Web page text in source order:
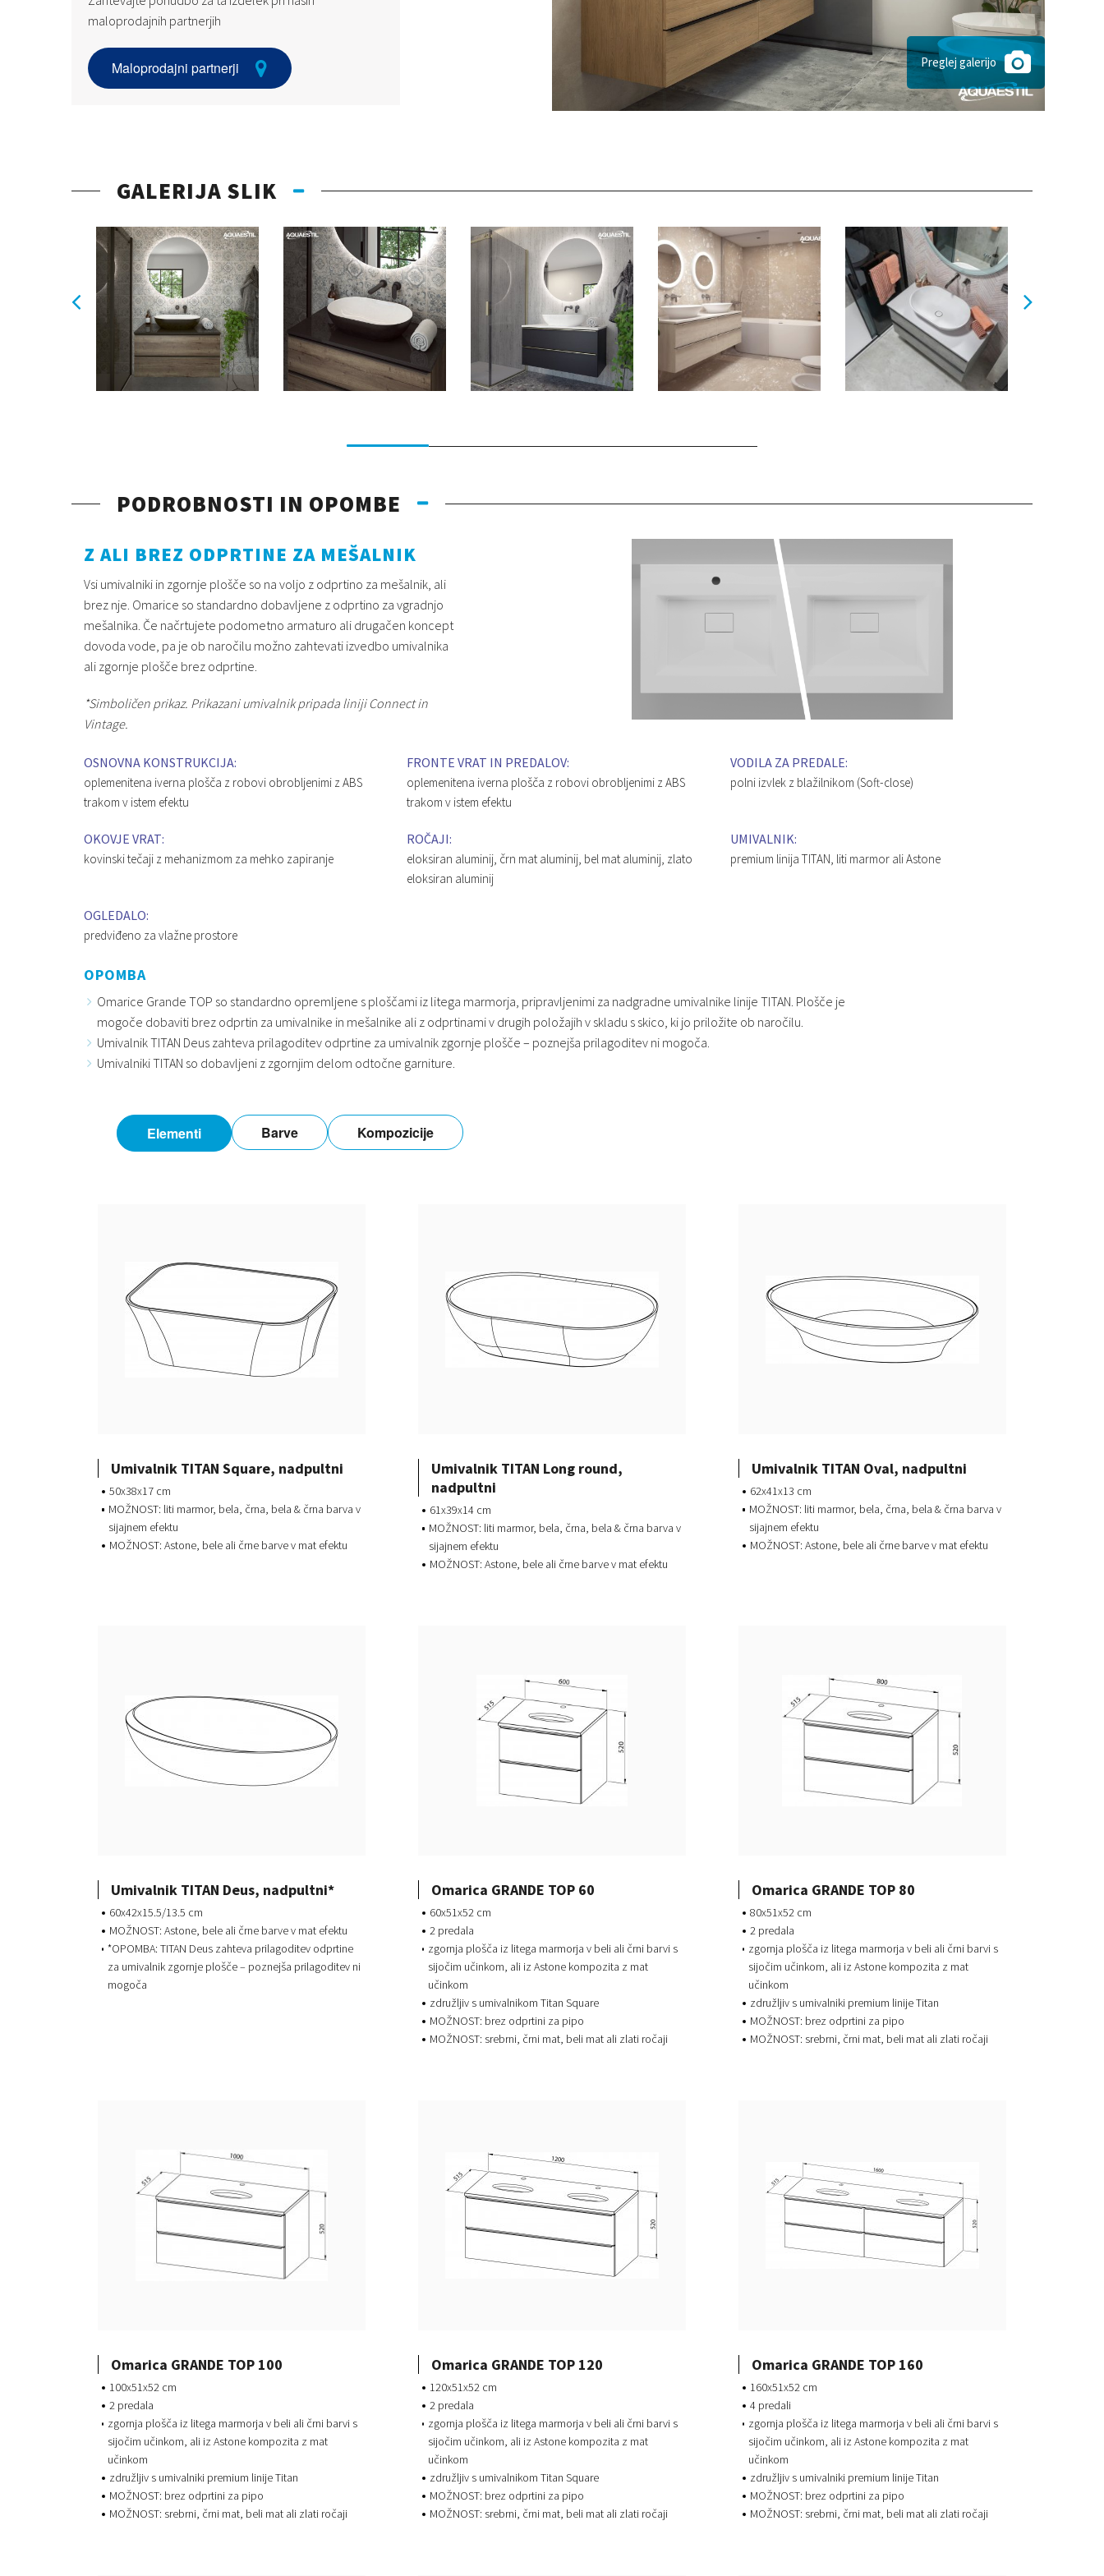
maloprodajnih partnerjih
Maloprodajni partnerji Preglej galerijo
GALERIJA SLIK
PODROBNOSTI IN OPOMBE
Z ALI BREZ ODPRTINE ZA MEŠALNIK
Vsi umivalniki in zgornje plošče so na voljo z odprtino za mešalnik, ali
brez nje. Omarice so standardno dobavljene z odprtino za vgradnjo
mešalnika. Če načrtujete podometno armaturo ali drugačen koncept
dovoda vode, pa je ob naročilu možno zahtevati izvedbo umivalnika
ali zgornje plošče brez odprtine.
*Simboličen prikaz. Prikazani umivalnik pripada liniji Connect in
Vintage.
OSNOVNA KONSTRUKCIJA:
oplemenitena iverna plošča z robovi obrobljenimi z ABS
trakom v istem efektu
FRONTE VRAT IN PREDALOV:
oplemenitena iverna plošča z robovi obrobljenimi z ABS
trakom v istem efektu
VODILA ZA PREDALE:
polni izvlek z blažilnikom (Soft-close)
OKOVJE VRAT:
kovinski tečaji z mehanizmom za mehko zapiranje
ROČAJI:
eloksiran aluminij, črn mat aluminij, bel mat aluminij, zlato
eloksiran aluminij
UMIVALNIK:
premium linija TITAN, liti marmor ali Astone
OGLEDALO:
predviđeno za vlažne prostore
OPOMBA
Omarice Grande TOP so standardno opremljene s ploščami iz litega marmorja, pripravljenimi za nadgradne umivalnike linije TITAN. Plošče je
mogoče dobaviti brez odprtin za umivalnike in mešalnike ali z odprtinami v drugih položajih v skladu s skico, ki jo priložite ob naročilu.
Umivalnik TITAN Deus zahteva prilagoditev odprtine za umivalnik zgornje plošče – poznejša prilagoditev ni mogoča.
Umivalniki TITAN so dobavljeni z zgornjim delom odtočne garniture.
Elementi Barve Kompozicije
Umivalnik TITAN Square, nadpultni
50x38x17 cm
MOŽNOST: liti marmor, bela, črna, bela & črna barva v
sijajnem efektu
MOŽNOST: Astone, bele ali črne barve v mat efektu
Umivalnik TITAN Long round,
nadpultni
61x39x14 cm
MOŽNOST: liti marmor, bela, črna, bela & črna barva v
sijajnem efektu
MOŽNOST: Astone, bele ali črne barve v mat efektu
Umivalnik TITAN Oval, nadpultni
62x41x13 cm
MOŽNOST: liti marmor, bela, črna, bela & črna barva v
sijajnem efektu
MOŽNOST: Astone, bele ali črne barve v mat efektu
Umivalnik TITAN Deus, nadpultni*
60x42x15.5/13.5 cm
MOŽNOST: Astone, bele ali črne barve v mat efektu
*OPOMBA: TITAN Deus zahteva prilagoditev odprtine
za umivalnik zgornje plošče – poznejša prilagoditev ni
mogoča
Omarica GRANDE TOP 60
60x51x52 cm
2 predala
zgornja plošča iz litega marmorja v beli ali črni barvi s
sijočim učinkom, ali iz Astone kompozita z mat
učinkom
združljiv s umivalnikom Titan Square
MOŽNOST: brez odprtini za pipo
MOŽNOST: srebrni, črni mat, beli mat ali zlati ročaji
Omarica GRANDE TOP 80
80x51x52 cm
2 predala
zgornja plošča iz litega marmorja v beli ali črni barvi s
sijočim učinkom, ali iz Astone kompozita z mat
učinkom
združljiv s umivalniki premium linije Titan
MOŽNOST: brez odprtini za pipo
MOŽNOST: srebrni, črni mat, beli mat ali zlati ročaji
Omarica GRANDE TOP 100
100x51x52 cm
2 predala
zgornja plošča iz litega marmorja v beli ali črni barvi s
sijočim učinkom, ali iz Astone kompozita z mat
učinkom
združljiv s umivalniki premium linije Titan
MOŽNOST: brez odprtini za pipo
MOŽNOST: srebrni, črni mat, beli mat ali zlati ročaji
Omarica GRANDE TOP 120
120x51x52 cm
2 predala
zgornja plošča iz litega marmorja v beli ali črni barvi s
sijočim učinkom, ali iz Astone kompozita z mat
učinkom
združljiv s umivalnikom Titan Square
MOŽNOST: brez odprtini za pipo
MOŽNOST: srebrni, črni mat, beli mat ali zlati ročaji
Omarica GRANDE TOP 160
160x51x52 cm
4 predali
zgornja plošča iz litega marmorja v beli ali črni barvi s
sijočim učinkom, ali iz Astone kompozita z mat
učinkom
združljiv s umivalniki premium linije Titan
MOŽNOST: brez odprtini za pipo
MOŽNOST: srebrni, črni mat, beli mat ali zlati ročaji